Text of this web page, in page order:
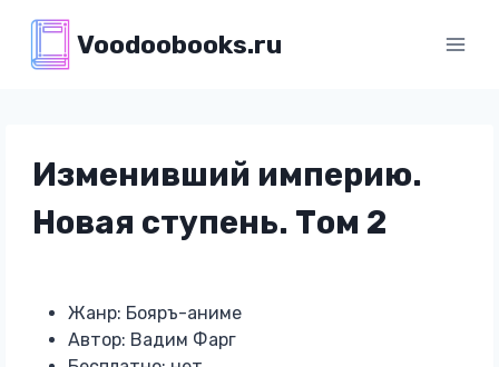
содержимому
Voodoobooks.ru
Изменивший империю.
Новая ступень. Том 2
Жанр: Бояръ-аниме
Автор: Вадим Фарг